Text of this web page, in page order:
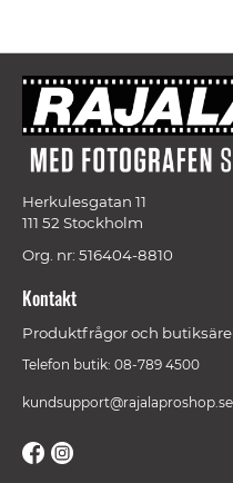
Herkulesgatan 11
111 52 Stockholm
Org. nr: 516404-8810
Kontakt
Produktfrågor och
Telefon butik: 08-789 4500
kundsupport@rajalaproshop.se